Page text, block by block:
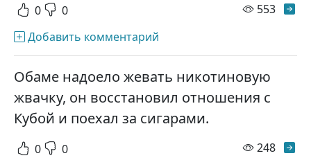
0 0 553
Добавить комментарий
Обаме надоело жевать никотиновую
жвачку, он восстановил отношения с
Кубой и поехал за сигарами.
0 0 248